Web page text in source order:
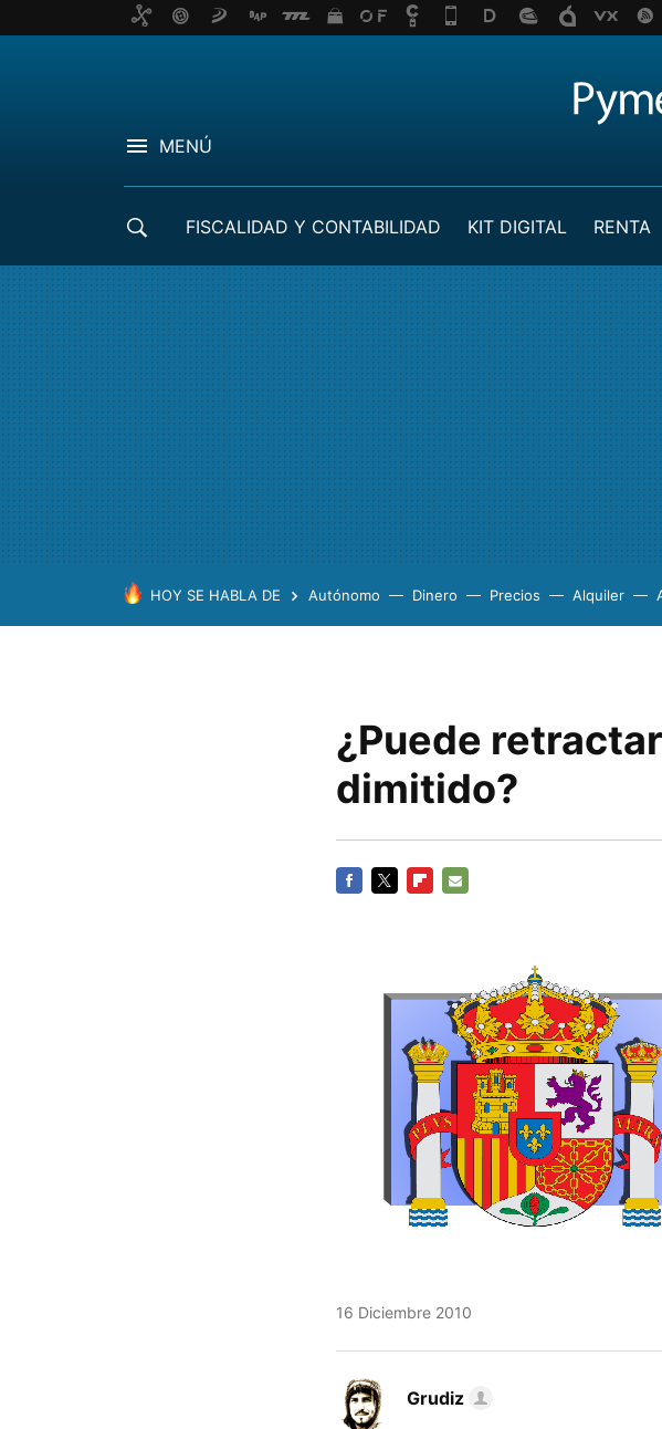
MENÚ
FISCALIDAD Y CONTABILIDAD KIT DIGITAL RENTA
HOY SE HABLA DE Autónomo Dinero Precios Alquiler
¿Puede
dimitido?
16 Diciembre 2010
Grudiz